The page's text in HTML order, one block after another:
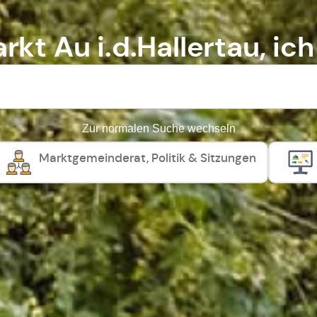
Au i.d.Hallertau,
Zur normalen Suche wechseln
Marktgemeinderat, Politik & Sitzungen